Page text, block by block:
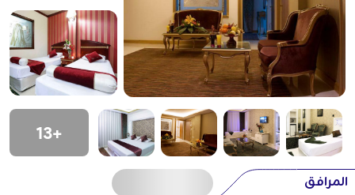
+13
المرافق